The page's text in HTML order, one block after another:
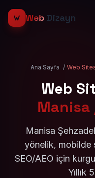
Web Dizayn
Ana Sayfa / Web
Web
Manisa
Manisa
yönelik, mobilde
SEO/AEO için
Yıllık